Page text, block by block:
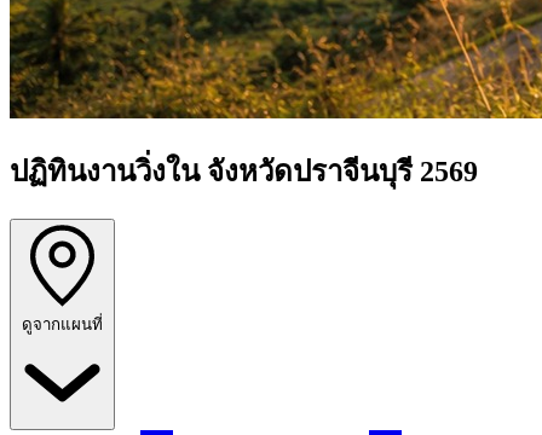
ปฏิทินงานวิ่งใน จังหวัดปราจีนบุรี 2569
ดูจากแผนที่